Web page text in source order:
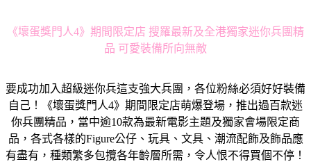
《壞蛋獎門人4》期間限定店 搜羅最新及全港獨家迷你兵團精
品 可愛裝備所向無敵
要成功加入超級迷你兵這支強大兵團，各位粉絲必須好好裝備
自己！《壞蛋獎門人4》期間限定店萌爆登場，推出過百款迷
你兵團精品，當中逾10款為最新電影主題及獨家會場限定商
品，各式各樣的Figure公仔、玩具、文具、潮流配飾及飾品應
有盡有，種類繁多包攬各年齡層所需，令人恨不得買個不停！